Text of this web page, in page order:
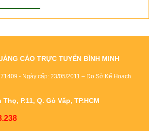
CÁO TRỰC TUYẾN BÌNH MINH
- Ngày cấp: 23/05/2011 – Do Sở Kế Hoạch
P.11, Q. Gò Vấp, TP.HCM